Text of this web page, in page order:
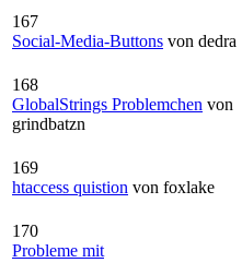
167
Social-Media-Buttons von dedra
168
GlobalStrings Problemchen von
grindbatzn
169
htaccess quistion von foxlake
170
Probleme mit